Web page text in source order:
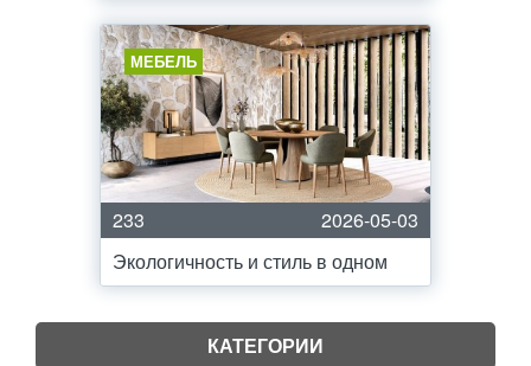
МЕБЕЛЬ
233
2026-05-03
Экологичность и стиль в одном
КАТЕГОРИИ